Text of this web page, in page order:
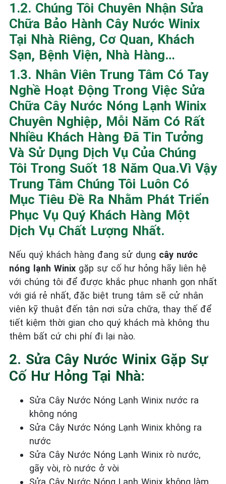
1.2. Chúng Tôi Chuyên Nhận Sửa
Chữa Bảo Hành Cây Nước Winix
Tại Nhà Riêng, Cơ Quan, Khách
Sạn, Bệnh Viện, Nhà Hàng…
1.3. Nhân Viên Trung Tâm Có Tay
Nghề Hoạt Động Trong Việc Sửa
Chữa Cây Nước Nóng Lạnh Winix
Chuyên Nghiệp, Mỗi Năm Có Rất
Nhiều Khách Hàng Đã Tin Tưởng
Và Sử Dụng Dịch Vụ Của Chúng
Tôi Trong Suốt 18 Năm Qua.Vì Vậy
Trung Tâm Chúng Tôi Luôn Có
Mục Tiêu Đề Ra Nhằm Phát Triển
Phục Vụ Quý Khách Hàng Một
Dịch Vụ Chất Lượng Nhất.
Nếu quý khách hàng đang sử dụng cây nước
nóng lạnh Winix gặp sự cố hư hỏng hãy liên hệ
với chúng tôi để được khắc phục nhanh gọn nhất
với giá rẻ nhất, đặc biệt trung tâm sẽ cử nhân
viên kỹ thuật đến tận nơi sửa chữa, thay thế để
tiết kiệm thời gian cho quý khách mà không thu
thêm bất cứ chi phí đi lại nào.
2. Sửa Cây Nước Winix Gặp Sự
Cố Hư Hỏng Tại Nhà:
Sửa Cây Nước Nóng Lạnh Winix nước ra
không nóng
Sửa Cây Nước Nóng Lạnh Winix không ra
nước
Sửa Cây Nước Nóng Lạnh Winix rò nước,
gãy vòi, rò nước ở vòi
Sửa Cây Nước Nóng Lạnh Winix không làm